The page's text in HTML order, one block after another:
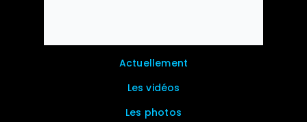
Actuellement
Les vidéos
Les photos